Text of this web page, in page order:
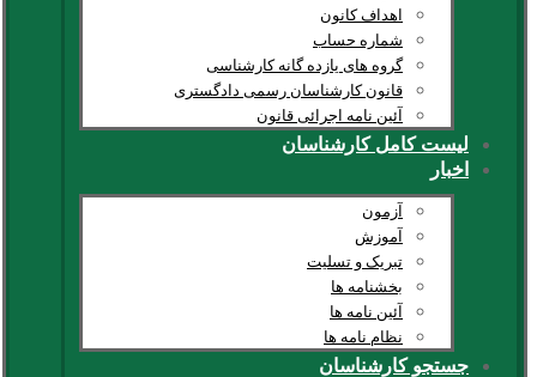
اهداف کانون
شماره حساب
گروه های یازده گانه کارشناسی
قانون کارشناسان رسمی دادگستری
آئین نامه اجرائی قانون
لیست کامل کارشناسان
اخبار
آزمون
آموزش
تبریک و تسلیت
بخشنامه ها
آئین نامه ها
نظام نامه ها
جستجو کارشناسان